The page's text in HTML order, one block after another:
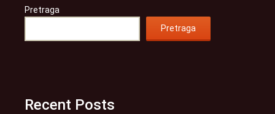
Pretraga
Pretraga
Recent Posts